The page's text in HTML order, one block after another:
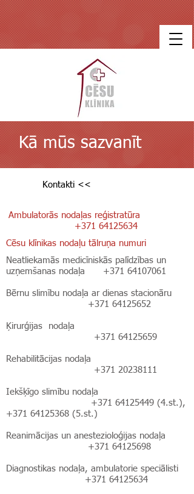
Kā mūs sazvanīt
Kontakti <<
Ambulatorās nodaļas reģistratūra
+371 64125634
Cēsu klīnikas nodaļu tālruņa numuri
Neatliekamās medicīniskās palīdzības un
uzņemšanas nodaļa +371 64107061
Bērnu slimību nodaļa ar dienas stacionāru
+371 64125652
Ķirurģijas nodaļa
+371 64125659
Rehabilitācijas nodaļa
+371 20238111
Iekšķīgo slimību nodaļa
+371 64125449 (4.st.),
+371 64125368 (5.st.)
Reanimācijas un anestezioloģijas nodaļa
+371 64125698
Diagnostikas nodaļa, ambulatorie speciālisti
+371 64125634